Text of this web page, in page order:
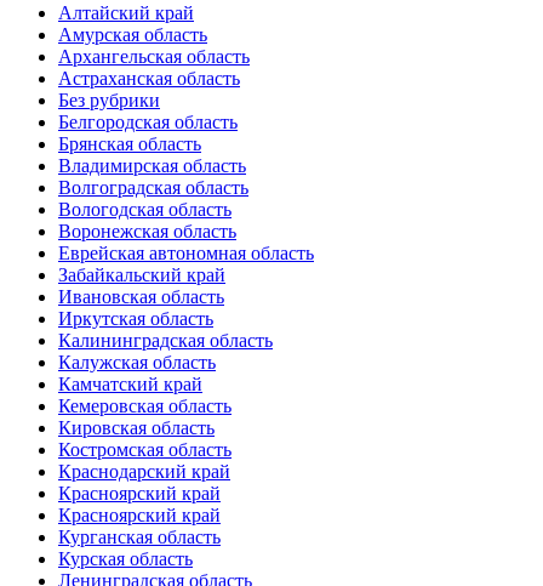
Алтайский край
Амурская область
Архангельская область
Астраханская область
Без рубрики
Белгородская область
Брянская область
Владимирская область
Волгоградская область
Вологодская область
Воронежская область
Еврейская автономная область
Забайкальский край
Ивановская область
Иркутская область
Калининградская область
Калужская область
Камчатский край
Кемеровская область
Кировская область
Костромская область
Краснодарский край
Красноярский край
Красноярский край
Курганская область
Курская область
Ленинградская область